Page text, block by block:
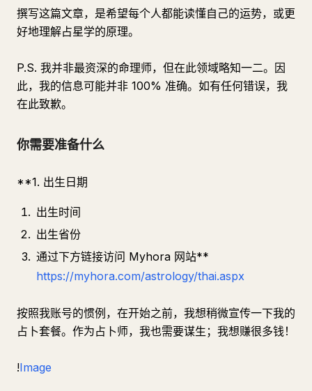
撰写这篇文章，是希望每个人都能读懂自己的运势，或更
好地理解占星学的原理。
P.S. 我并非最资深的命理师，但在此领域略知一二。因
此，我的信息可能并非 100% 准确。如有任何错误，我
在此致歉。
你需要准备什么
**1. 出生日期
出生时间
出生省份
通过下方链接访问 Myhora 网站**
https://myhora.com/astrology/thai.aspx
按照我账号的惯例，在开始之前，我想稍微宣传一下我的
占卜套餐。作为占卜师，我也需要谋生；我想赚很多钱！
!Image